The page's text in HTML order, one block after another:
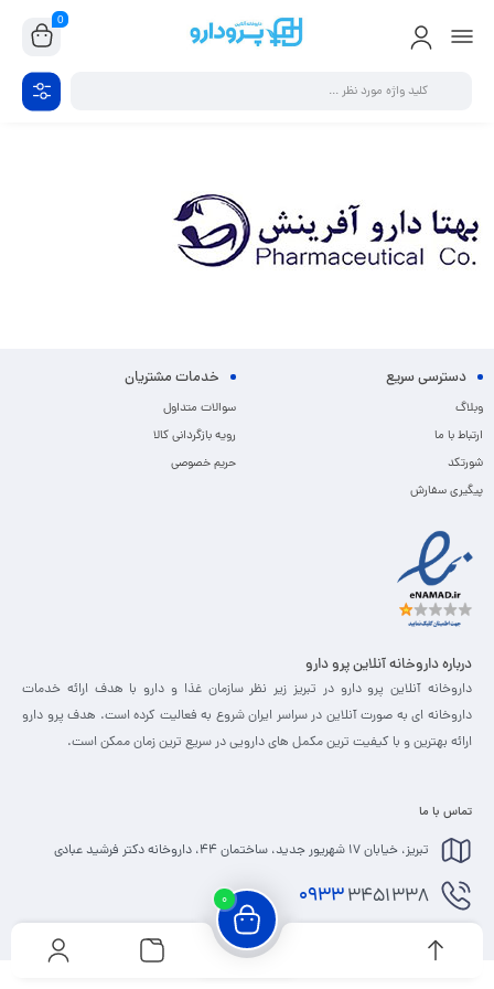
0
0
دسترسی سریع
وبلاگ
ارتباط با ما
شورتکد
پیگیری سفارش
خدمات مشتریان
سوالات متداول
رویه بازگردانی کالا
حریم خصوصی
درباره داروخانه آنلاین پرو دارو
داروخانه آنلاین پرو دارو در تبریز زیر نظر سازمان غذا و دارو با هدف ارائه خدمات
داروخانه ای به صورت آنلاین در سراسر ایران شروع به فعالیت کرده است. هدف پرو دارو
ارائه بهترین و با کیفیت ترین مکمل های دارویی در سریع ترین زمان ممکن است.
تماس با ما
تبریز، خیابان 17 شهریور جدید، ساختمان 44، داروخانه دکتر فرشید عبادی
09333451338
info@prodaru.ir